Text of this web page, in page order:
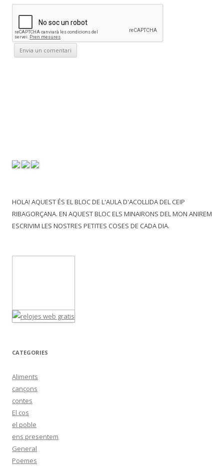
HOLA! AQUEST ÉS EL BLOC DE L'AULA D'ACOLLIDA DEL CEIP
RIBAGORÇANA. EN AQUEST BLOC ELS MINAIRONS DEL MON ANIREM
ESCRIVIM LES NOSTRES PETITES COSES DE CADA DIA.
CATEGORIES
Aliments
cançons
contes
El cos
el poble
ens presentem
General
Poemes